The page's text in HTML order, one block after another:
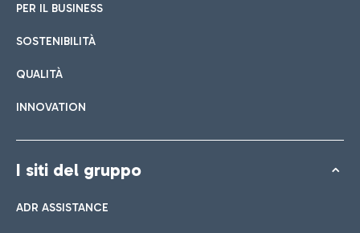
PER IL BUSINESS
SOSTENIBILITÀ
QUALITÀ
INNOVATION
I siti del gruppo
ADR ASSISTANCE